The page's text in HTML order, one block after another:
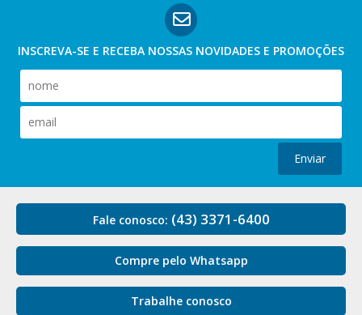
INSCREVA-SE E RECEBA NOSSAS NOVIDADES E PROMOÇÕES
Enviar
Fale conosco: (43) 3371-6400
Compre pelo Whatsapp
Trabalhe conosco